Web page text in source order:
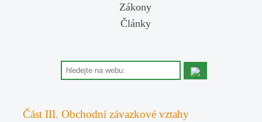
Zákony
Články
Část III. Obchodní závazkové vztahy